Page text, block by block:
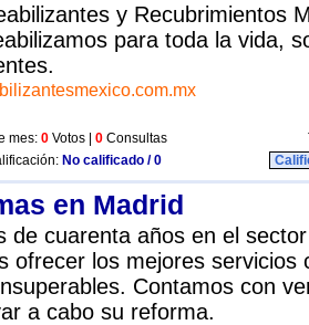
y Recubrimientos
para toda la vida,
mes: 0 Votos | 0 Consultas
No calificado / 0
en Madrid
de cuarenta años en el
ofrecer los mejores servicios
Contamos con
a cabo su reforma.